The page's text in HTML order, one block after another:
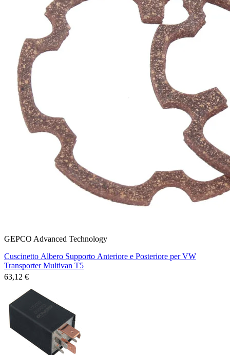
GEPCO Advanced Technology
Cuscinetto Albero Supporto Anteriore e Posteriore per VW
Transporter Multivan T5
63,12 €